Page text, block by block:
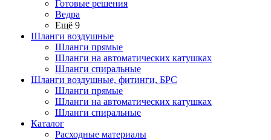
Готовые решения
Ведра
Ещё 9
Шланги воздушные
Шланги прямые
Шланги на автоматических катушках
Шланги спиральные
Шланги воздушные, фитинги, БРС
Шланги прямые
Шланги на автоматических катушках
Шланги спиральные
Каталог
Расходные материалы